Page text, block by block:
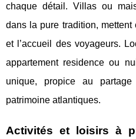
chaque détail. Villas ou
dans la pure tradition,
et l’accueil des voyageurs.
appartement residence ou
unique, propice au
patrimoine atlantiques.
Activités et loisirs à